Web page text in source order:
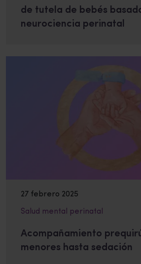
de tutela de bebés
neurociencia perinatal
27 febrero 2025
Salud mental perinatal
Acompañamiento
menores hasta sedación